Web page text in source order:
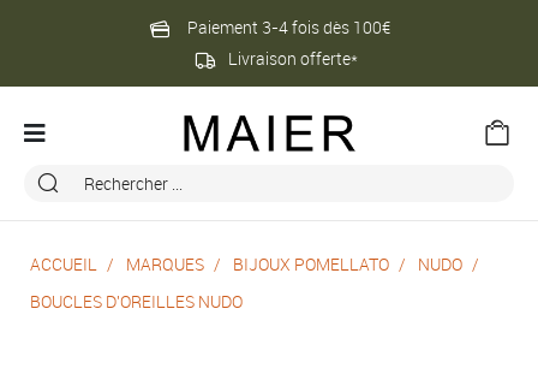
Paiement 3-4 fois dès 100€
Livraison offerte*
ACCUEIL MARQUES BIJOUX POMELLATO
NUDO
BOUCLES D'OREILLES NUDO